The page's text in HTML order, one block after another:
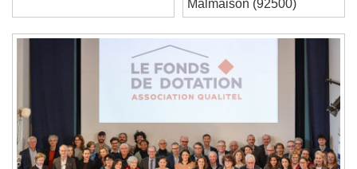
Seek to live, currently behind liveLIVE
Remaining Time-0:00
Playback Rate
Chapters
Descriptions
Malmaison (92500)